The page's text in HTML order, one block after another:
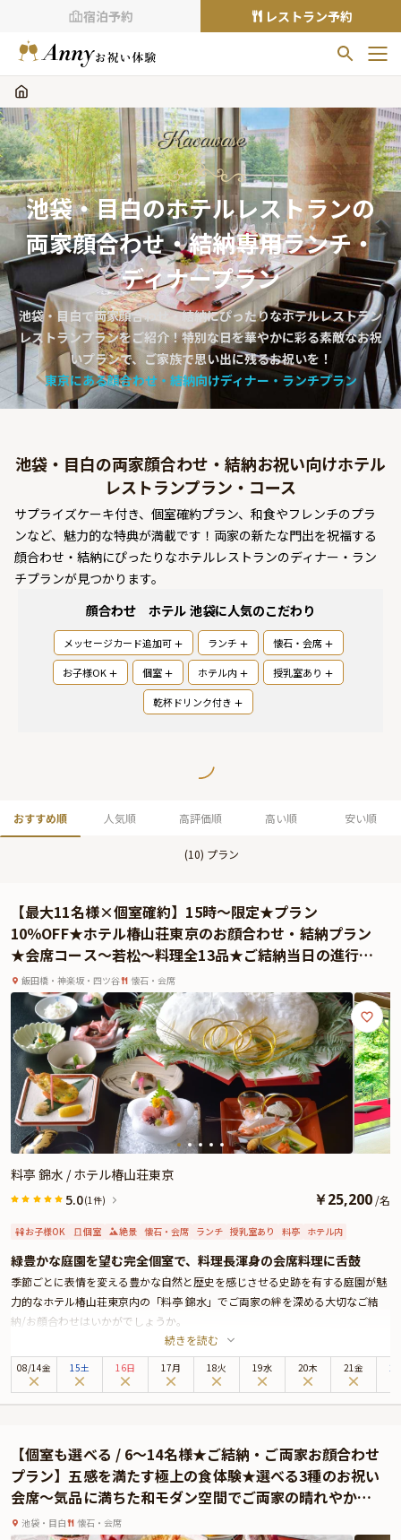
宿泊予約 レストラン予約
お気に入りの登録がありません
プランの をクリックすることで
お気に入りに追加できます。
閲覧履歴
閲覧履歴はありません
過去に見たお店が最大10件まで表示されます。
10件を超えると、古いものから順に削除されます。
TOP
Annyお祝い体験について
Annyお祝いアイテムについて
Kaoawase
池袋・目白のホテルレストランの
両家顔合わせ・結納専用ランチ・
ディナープラン
池袋・目白で両家顔合わせ・結納にぴったりなホテルレストラン
レストランプランをご紹介！特別な日を華やかに彩る素敵なお祝
いプランで、ご家族で思い出に残るお祝いを！
東京にある顔合わせ・結納向けディナー・ランチプラン
池袋・目白の両家顔合わせ・結納お祝い向けホテル
レストランプラン・コース
サプライズケーキ付き、個室確約プラン、和食やフレンチのプラ
ンなど、魅力的な特典が満載です！両家の新たな門出を祝福する
顔合わせ・結納にぴったりなホテルレストランのディナー・ラン
チプランが見つかります。
顔合わせ ホテル 池袋に人気のこだわり
メッセージカード追加可 ランチ 懐石・会席
お子様OK 個室 ホテル内 授乳室あり
乾杯ドリンク付き
おすすめ順 人気順 高評価順 高い順 安い順
(10) プラン
【最大11名様×個室確約】15時～限定★プラン
10％OFF★ホテル椿山荘東京のお顔合わせ・結納プラン
★会席コース～若松～料理全13品★ご結納当日の進行も
専門スタッフにお任せ
飯田橋・神楽坂・四ツ谷 懐石・会席
料亭 錦水 / ホテル椿山荘東京
5.0(1件) ￥25,200 /名
お子様OK 個室 絶景 懐石・会席 ランチ 授乳室あり 料亭 ホテル内
緑豊かな庭園を望む完全個室で、料理長渾身の会席料理に舌鼓
季節ごとに表情を変える豊かな自然と歴史を感じさせる史跡を有する庭園が魅
力的なホテル椿山荘東京内の「料亭 錦水」でご両家の絆を深める大切なご結
納/お顔合わせはいかがでしょうか。
開放感あふれる窓から臨む四季折々の日本庭園の眺めと、厳選された食材を使
用した絶品会席をご堪能いただけるご結納/お顔合わせプランをご用意いたし
ました。
お子様へのお食事もご用意可能ですので、ご家族そろってお過ごしいただけま
す。
※本プランは、15時～・4名様より承ります。
続きを読む
08/14金 15土 16日 17月 18火 19水 20木 21金
【個室も選べる / 6〜14名様★ご結納・ご両家お顔合わせ
プラン】五感を満たす極上の食体験★選べる3種のお祝い
会席〜気品に満ちた和モダン空間でご両家の晴れやかな
門出を★池袋 / サンシャインシティプリンスホテル
池袋・目白 懐石・会席